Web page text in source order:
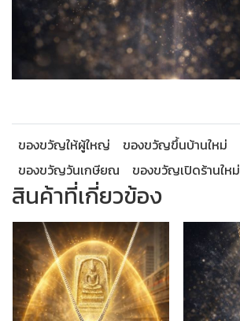
ของขวัญให้ผู้ใหญ่
ของขวัญขึ้นบ้านใหม่
ของขวัญวันเกษียณ
ของขวัญเปิดร้านใหม่
สินค้าที่เกี่ยวข้อง